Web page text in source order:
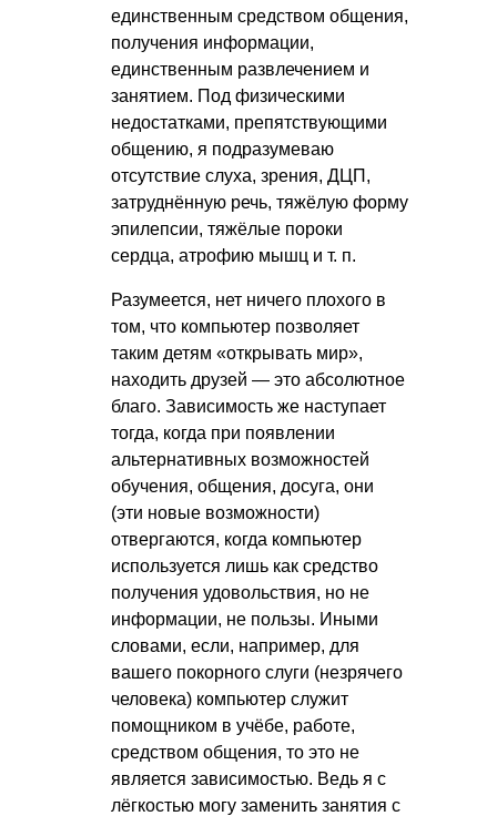
единственным средством общения,
получения информации,
единственным развлечением и
занятием. Под физическими
недостатками, препятствующими
общению, я подразумеваю
отсутствие слуха, зрения, ДЦП,
затруднённую речь, тяжёлую форму
эпилепсии, тяжёлые пороки
сердца, атрофию мышц и т. п.
Разумеется, нет ничего плохого в
том, что компьютер позволяет
таким детям «открывать мир»,
находить друзей — это абсолютное
благо. Зависимость же наступает
тогда, когда при появлении
альтернативных возможностей
обучения, общения, досуга, они
(эти новые возможности)
отвергаются, когда компьютер
используется лишь как средство
получения удовольствия, но не
информации, не пользы. Иными
словами, если, например, для
вашего покорного слуги (незрячего
человека) компьютер служит
помощником в учёбе, работе,
средством общения, то это не
является зависимостью. Ведь я с
лёгкостью могу заменить занятия с